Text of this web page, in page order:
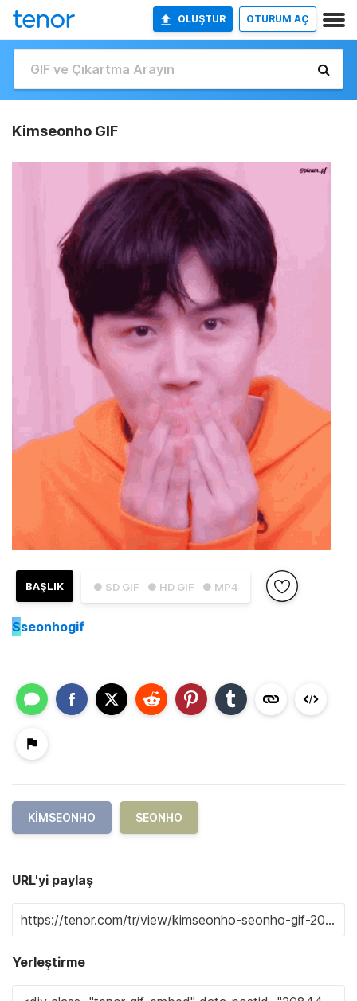
OLUŞTUR OTURUM AÇ
Kimseonho GIF
● SD GIF ● HD GIF ● MP4
BAŞLIK
Sseonhogif
KIMSEONHO SEONHO
URL'yi paylaş
Yerleştirme